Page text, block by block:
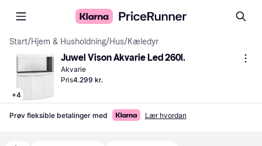
Start/Hjem & Husholdning/Hus/Kæledyr
+4
Juwel Vison Akvarie Led 260l.
Akvarie
Pris4.299 kr.
Prøv fleksible betalinger med Lær hvordan